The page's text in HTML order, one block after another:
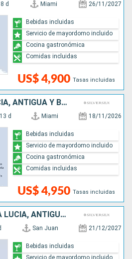
8 d Miami 26/11/2027
US$ 4,900 Tasas incluidas
Bebidas incluidas
Servicio de mayordomo incluido
Cocina gastronómica
Comidas incluidas
PUERTO RICO, FRANCIA, ANTIGUA Y BARBUDA, REINO UNIDO, ESTADOS UNIDOS
13 d Miami 18/11/2026
US$ 4,950 Tasas incluidas
Bebidas incluidas
Servicio de mayordomo incluido
Cocina gastronómica
Comidas incluidas
PUERTO RICO, SANTA LUCIA, ANTIGUA Y BARBUDA
San Juan 21/12/2027
Bebidas incluidas
Servicio de mayordomo incluido